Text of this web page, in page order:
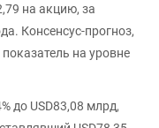
на акцию, за
Консенсус-прогноз,
на уровне
до USD83,08 млрд,